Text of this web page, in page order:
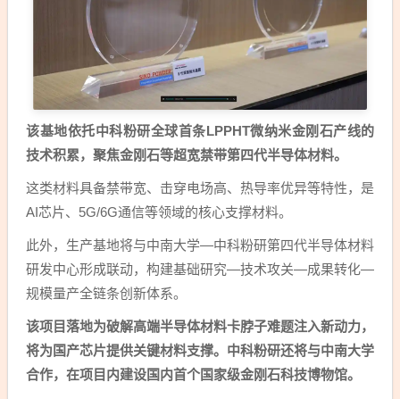
该基地依托中科粉研全球首条LPPHT微纳米金刚石产线的
技术积累，聚焦金刚石等超宽禁带第四代半导体材料。
这类材料具备禁带宽、击穿电场高、热导率优异等特性，是
AI芯片、5G/6G通信等领域的核心支撑材料。
此外，生产基地将与中南大学—中科粉研第四代半导体材料
研发中心形成联动，构建基础研究—技术攻关—成果转化—
规模量产全链条创新体系。
该项目落地为破解高端半导体材料卡脖子难题注入新动力，
将为国产芯片提供关键材料支撑。中科粉研还将与中南大学
合作，在项目内建设国内首个国家级金刚石科技博物馆。